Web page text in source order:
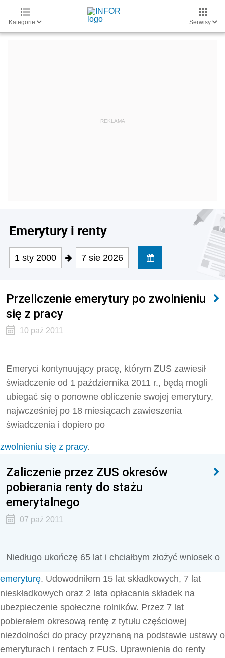
Kategorie Serwisy
Emerytury i renty
1 sty 2000 7 sie 2026
Przeliczenie emerytury po zwolnieniu
się z pracy
10 paź 2011
Emeryci kontynuujący pracę, którym ZUS zawiesił
świadczenie od 1 października 2011 r., będą mogli
ubiegać się o ponowne obliczenie swojej emerytury,
najwcześniej po 18 miesiącach zawieszenia
świadczenia i dopiero po
zwolnieniu się z pracy.
Zaliczenie przez ZUS okresów
pobierania renty do stażu
emerytalnego
07 paź 2011
Niedługo ukończę 65 lat i chciałbym złożyć wniosek o
emeryturę. Udowodniłem 15 lat składkowych, 7 lat
nieskładkowych oraz 2 lata opłacania składek na
ubezpieczenie społeczne rolników. Przez 7 lat
pobierałem okresową rentę z tytułu częściowej
niezdolności do pracy przyznaną na podstawie ustawy o
emeryturach i rentach z FUS. Uprawnienia do renty